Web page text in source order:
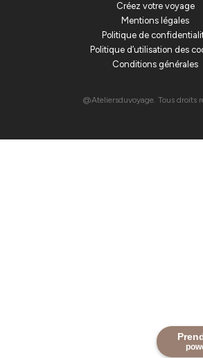
Créez votre voyage
Mentions légales
Politique de
Politique d’utilisation des
Conditions générales
@Ateliersduvoyage. Tous droits